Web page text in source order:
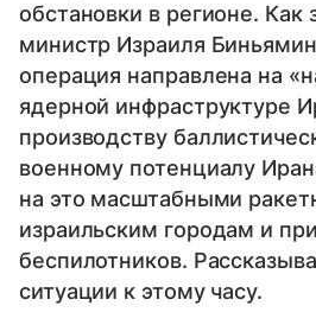
обстановки в регионе. Как
министр Израиля
операция направлена на
ядерной инфраструктуре
производству
военному потенциалу
на это масштабными
израильским городам и
беспилотников.
ситуации к этому часу.